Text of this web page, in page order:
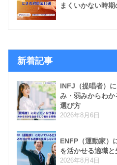
まくいかない時
新着記事
INFJ（提唱者）
み・弱みからわ
選び方
2026年8月6日
ENFP（運動家）
を活かせる適職
2026年8月4日